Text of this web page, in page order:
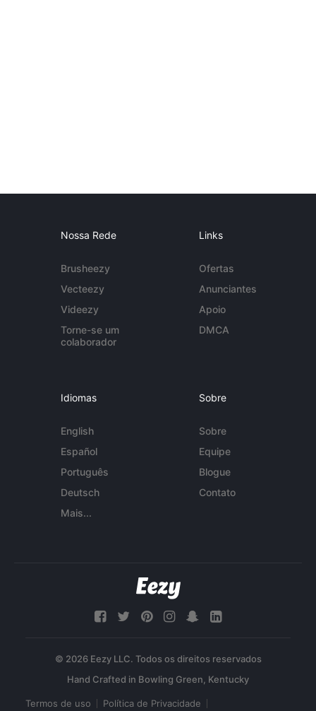
Nossa Rede
Brusheezy
Vecteezy
Videezy
Torne-se um
colaborador
Links
Ofertas
Anunciantes
Apoio
DMCA
Idiomas
English
Español
Português
Deutsch
Mais...
Sobre
Sobre
Equipe
Blogue
Contato
© 2026 Eezy LLC. Todos os direitos reservados
Termos de uso Política de Privacidade